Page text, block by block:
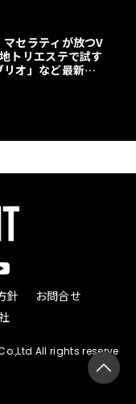
関係は、ナポリで
共同挑戦を見据え
タリアの卓越した
序章と言えるだろ
マセラティが放つV
トリエステで試す
リオ」など最新ト
官能評価《LE VO
針
お問合せ
All rights reserve